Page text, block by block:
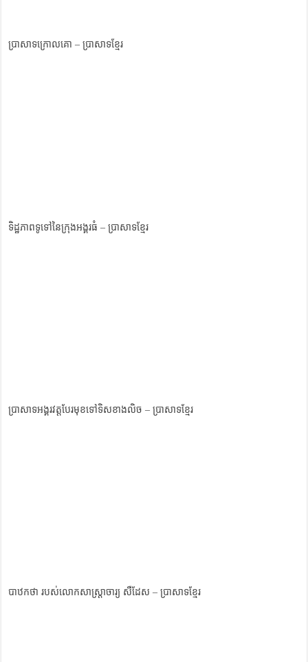
ប្រាសាទក្រោលគោ – ប្រាសាទខ្មែរ
ទិដ្ឋភាពទូទៅនៃក្រុងអង្គរធំ – ប្រាសាទខ្មែរ
ប្រាសាទអង្គរវត្តបែរមុខទៅទិសខាងលិច – ប្រាសាទខ្មែរ
បាឋកថា របស់​លោក​សាស្ត្រាចារ្យ សឺដែស – ប្រាសាទខ្មែរ